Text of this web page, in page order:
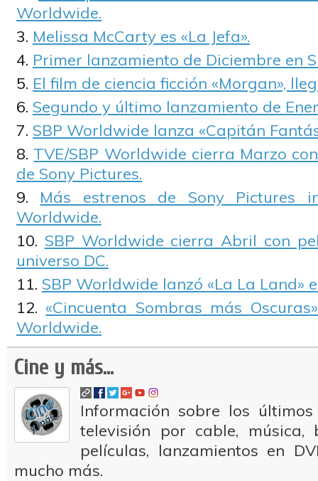
Worldwide.
Melissa McCarty es «La Jefa».
Primer lanzamiento de Diciembre en
El film de ciencia ficción «Morgan»,
Segundo y último lanzamiento de
SBP Worldwide lanza «Capitán
TVE/SBP Worldwide cierra Marzo
de Sony Pictures.
Más estrenos de Sony Pictures
Worldwide.
SBP Worldwide cierra Abril con
universo DC.
SBP Worldwide lanzó «La La Land»
«Cincuenta Sombras más
Worldwide.
Cine y más...
Información sobre los
televisión por cable, música,
películas, lanzamientos en
mucho más.